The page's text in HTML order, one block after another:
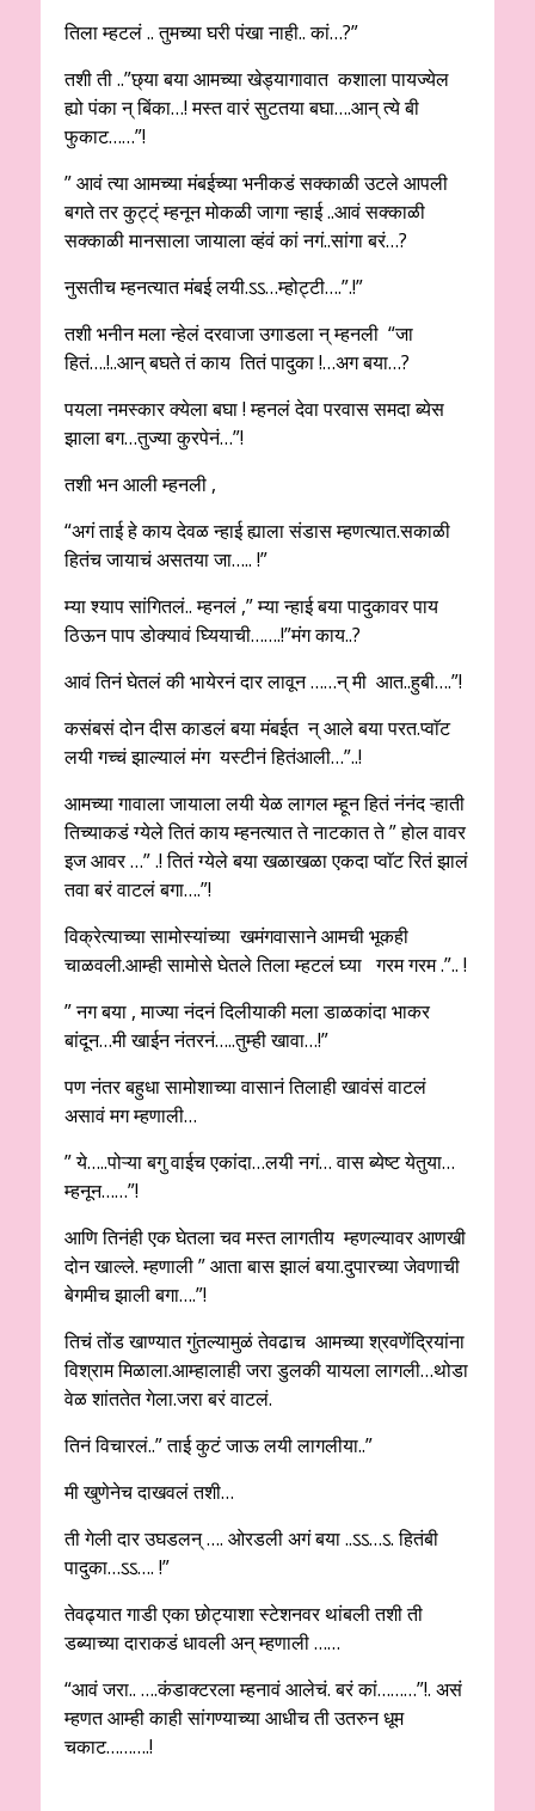
तिला म्हटलं .. तुमच्या घरी पंखा नाही.. कां…?”
तशी ती ..”छ्या बया आमच्या खेड्यागावात कशाला पायज्येल
ह्यो पंका न् बिंका…! मस्त वारं सुटतया बघा….आन् त्ये बी
फुकाट……”!
” आवं त्या आमच्या मंबईच्या भनीकडं सक्काळी उटले आपली
बगते तर कुट्ट्ं म्हनून मोकळी जागा न्हाई ..आवं सक्काळी
सक्काळी मानसाला जायाला व्हंवं कां नगं..सांगा बरं…?
नुसतीच म्हनत्यात मंबई लयी.ऽऽ…म्होट्टी….”.!”
तशी भनीन मला न्हेलं दरवाजा उगाडला न् म्हनली “जा
हितं….!..आन् बघते तं काय तितं पादुका !…अग बया…?
पयला नमस्कार क्येला बघा ! म्हनलं देवा परवास समदा ब्येस
झाला बग…तुज्या कुरपेनं…”!
तशी भन आली म्हनली ,
“अगं ताई हे काय देवळ न्हाई ह्याला संडास म्हणत्यात.सकाळी
हितंच जायाचं असतया जा….. !”
म्या श्याप सांगितलं.. म्हनलं ,” म्या न्हाई बया पादुकावर पाय
ठिऊन पाप डोक्यावं घ्यियाची…….!”मंग काय..?
आवं तिनं घेतलं की भायेरनं दार लावून ……न् मी आत..हुबी….”!
कसंबसं दोन दीस काडलं बया मंबईत न् आले बया परत.प्वाॅट
लयी गच्चं झाल्यालं मंग यस्टीनं हितंआली…”..!
आमच्या गावाला जायाला लयी येळ लागल म्हून हितं नंनंद ऱ्हाती
तिच्याकडं ग्येले तितं काय म्हनत्यात ते नाटकात ते ” होल वावर
इज आवर …” .! तितं ग्येले बया खळाखळा एकदा प्वाॅट रितं झालं
तवा बरं वाटलं बगा….”!
विक्रेत्याच्या सामोस्यांच्या खमंगवासाने आमची भूकही
चाळवली.आम्ही सामोसे घेतले तिला म्हटलं घ्या गरम गरम .”.. !
” नग बया , माज्या नंदनं दिलीयाकी मला डाळकांदा भाकर
बांदून…मी खाईन नंतरनं…..तुम्ही खावा…!”
पण नंतर बहुधा सामोशाच्या वासानं तिलाही खावंसं वाटलं
असावं मग म्हणाली…
” ये…..पोऱ्या बगु वाईच एकांदा…लयी नगं… वास ब्येष्ट येतुया…
म्हनून……”!
आणि तिनंही एक घेतला चव मस्त लागतीय म्हणल्यावर आणखी
दोन खाल्ले. म्हणाली ” आता बास झालं बया.दुपारच्या जेवणाची
बेगमीच झाली बगा….”!
तिचं तोंड खाण्यात गुंतल्यामुळं तेवढाच आमच्या श्रवणेंद्रियांना
विश्राम मिळाला.आम्हालाही जरा डुलकी यायला लागली…थोडा
वेळ शांततेत गेला.जरा बरं वाटलं.
तिनं विचारलं..” ताई कुटं जाऊ लयी लागलीया..”
मी खुणेनेच दाखवलं तशी…
ती गेली दार उघडलन् …. ओरडली अगं बया ..ऽऽ…ऽ. हितंबी
पादुका…ऽऽ…. !”
तेवढ्यात गाडी एका छोट्याशा स्टेशनवर थांबली तशी ती
डब्याच्या दाराकडं धावली अन् म्हणाली ……
“आवं जरा.. ….कंडाक्टरला म्हनावं आलेचं. बरं कां………”!. असं
म्हणत आम्ही काही सांगण्याच्या आधीच ती उतरुन धूम
चकाट……….!